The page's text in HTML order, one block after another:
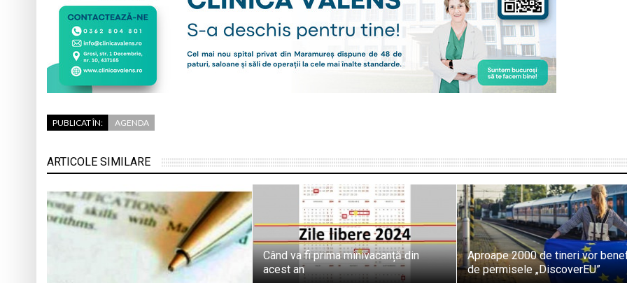
PUBLICAT ÎN: AGENDA
ARTICOLE SIMILARE
Când va fi prima minivacanță din
acest an
Aproape 2000 de tineri vor
de permisele „DiscoverEU”